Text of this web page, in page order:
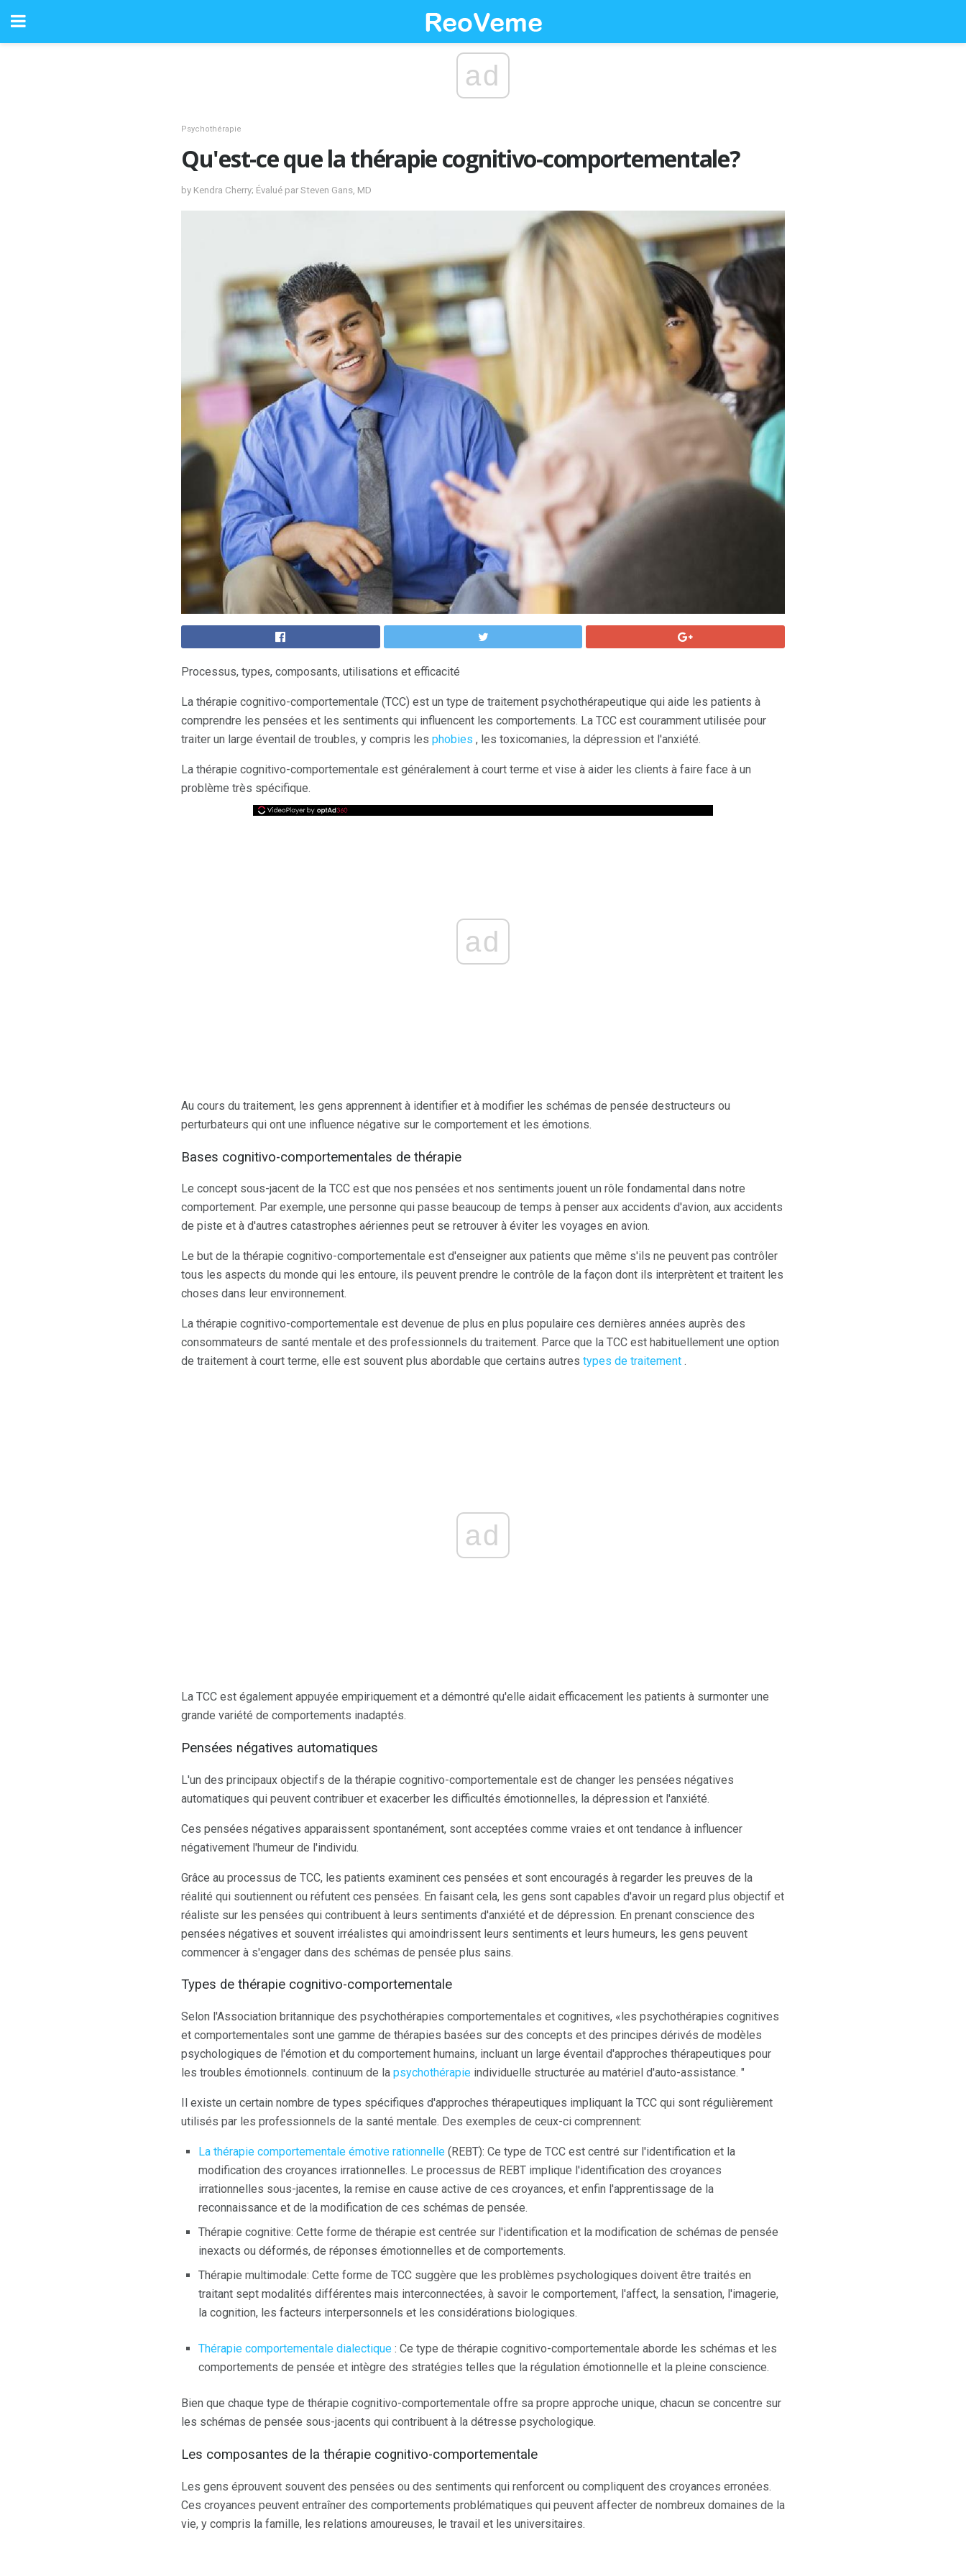
ad
Psychothérapie
Qu'est-ce que la thérapie cognitivo-comportementale?
by Kendra Cherry; Évalué par Steven Gans, MD
Processus, types, composants, utilisations et efficacité
La thérapie cognitivo-comportementale (TCC) est un type de traitement psychothérapeutique qui aide les patients à
comprendre les pensées et les sentiments qui influencent les comportements. La TCC est couramment utilisée pour
traiter un large éventail de troubles, y compris les phobies , les toxicomanies, la dépression et l'anxiété.
La thérapie cognitivo-comportementale est généralement à court terme et vise à aider les clients à faire face à un
problème très spécifique.
ad
Au cours du traitement, les gens apprennent à identifier et à modifier les schémas de pensée destructeurs ou
perturbateurs qui ont une influence négative sur le comportement et les émotions.
Bases cognitivo-comportementales de thérapie
Le concept sous-jacent de la TCC est que nos pensées et nos sentiments jouent un rôle fondamental dans notre
comportement. Par exemple, une personne qui passe beaucoup de temps à penser aux accidents d'avion, aux accidents
de piste et à d'autres catastrophes aériennes peut se retrouver à éviter les voyages en avion.
Le but de la thérapie cognitivo-comportementale est d'enseigner aux patients que même s'ils ne peuvent pas contrôler
tous les aspects du monde qui les entoure, ils peuvent prendre le contrôle de la façon dont ils interprètent et traitent les
choses dans leur environnement.
La thérapie cognitivo-comportementale est devenue de plus en plus populaire ces dernières années auprès des
consommateurs de santé mentale et des professionnels du traitement. Parce que la TCC est habituellement une option
de traitement à court terme, elle est souvent plus abordable que certains autres types de traitement .
ad
La TCC est également appuyée empiriquement et a démontré qu'elle aidait efficacement les patients à surmonter une
grande variété de comportements inadaptés.
Pensées négatives automatiques
L'un des principaux objectifs de la thérapie cognitivo-comportementale est de changer les pensées négatives
automatiques qui peuvent contribuer et exacerber les difficultés émotionnelles, la dépression et l'anxiété.
Ces pensées négatives apparaissent spontanément, sont acceptées comme vraies et ont tendance à influencer
négativement l'humeur de l'individu.
Grâce au processus de TCC, les patients examinent ces pensées et sont encouragés à regarder les preuves de la
réalité qui soutiennent ou réfutent ces pensées. En faisant cela, les gens sont capables d'avoir un regard plus objectif et
réaliste sur les pensées qui contribuent à leurs sentiments d'anxiété et de dépression. En prenant conscience des
pensées négatives et souvent irréalistes qui amoindrissent leurs sentiments et leurs humeurs, les gens peuvent
commencer à s'engager dans des schémas de pensée plus sains.
Types de thérapie cognitivo-comportementale
Selon l'Association britannique des psychothérapies comportementales et cognitives, «les psychothérapies cognitives
et comportementales sont une gamme de thérapies basées sur des concepts et des principes dérivés de modèles
psychologiques de l'émotion et du comportement humains, incluant un large éventail d'approches thérapeutiques pour
les troubles émotionnels. continuum de la psychothérapie individuelle structurée au matériel d'auto-assistance. "
Il existe un certain nombre de types spécifiques d'approches thérapeutiques impliquant la TCC qui sont régulièrement
utilisés par les professionnels de la santé mentale. Des exemples de ceux-ci comprennent:
La thérapie comportementale émotive rationnelle (REBT): Ce type de TCC est centré sur l'identification et la
modification des croyances irrationnelles. Le processus de REBT implique l'identification des croyances
irrationnelles sous-jacentes, la remise en cause active de ces croyances, et enfin l'apprentissage de la
reconnaissance et de la modification de ces schémas de pensée.
Thérapie cognitive: Cette forme de thérapie est centrée sur l'identification et la modification de schémas de pensée
inexacts ou déformés, de réponses émotionnelles et de comportements.
Thérapie multimodale: Cette forme de TCC suggère que les problèmes psychologiques doivent être traités en
traitant sept modalités différentes mais interconnectées, à savoir le comportement, l'affect, la sensation, l'imagerie,
la cognition, les facteurs interpersonnels et les considérations biologiques.
Thérapie comportementale dialectique : Ce type de thérapie cognitivo-comportementale aborde les schémas et les
comportements de pensée et intègre des stratégies telles que la régulation émotionnelle et la pleine conscience.
Bien que chaque type de thérapie cognitivo-comportementale offre sa propre approche unique, chacun se concentre sur
les schémas de pensée sous-jacents qui contribuent à la détresse psychologique.
Les composantes de la thérapie cognitivo-comportementale
Les gens éprouvent souvent des pensées ou des sentiments qui renforcent ou compliquent des croyances erronées.
Ces croyances peuvent entraîner des comportements problématiques qui peuvent affecter de nombreux domaines de la
vie, y compris la famille, les relations amoureuses, le travail et les universitaires.